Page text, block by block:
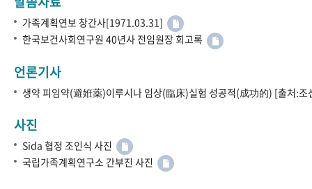
가족계획연보 창간사[1971.03.31]
한국보건사회연구원 40년사 전임원장 회고록
언론기사
생약 피임약(避姙薬)이루시나 임상(臨床)실험 성공적(成功的) [출처:
사진
Sida 협정 조인식 사진
국립가족계획연구소 간부진 사진